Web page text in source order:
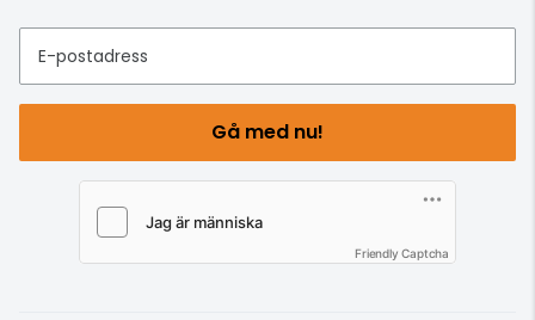
E-postadress
Gå med nu!
Friendly Captcha